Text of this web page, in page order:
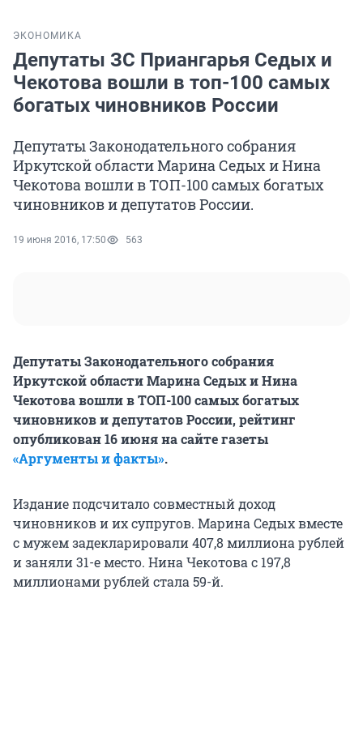
ЭКОНОМИКА
Депутаты ЗС Приангарья Седых и
Чекотова вошли в топ-100 самых
богатых чиновников России
Депутаты Законодательного собрания
Иркутской области Марина Седых и Нина
Чекотова вошли в ТОП-100 самых богатых
чиновников и депутатов России.
19 июня 2016, 17:50 563
Депутаты Законодательного собрания
Иркутской области Марина Седых и Нина
Чекотова вошли в ТОП-100 самых богатых
чиновников и депутатов России, рейтинг
опубликован 16 июня на сайте газеты
«Аргументы и факты».
Издание подсчитало совместный доход
чиновников и их супругов. Марина Седых вместе
с мужем задекларировали 407,8 миллиона рублей
и заняли 31-е место. Нина Чекотова с 197,8
миллионами рублей стала 59-й.